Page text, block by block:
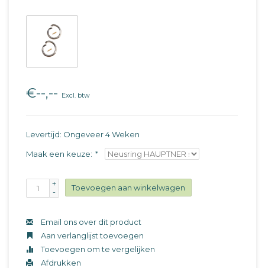
€--,-- Excl. btw
Levertijd: Ongeveer 4 Weken
Maak een keuze: *
+
-
Toevoegen aan winkelwagen
Email ons over dit product
Aan verlanglijst toevoegen
Toevoegen om te vergelijken
Afdrukken